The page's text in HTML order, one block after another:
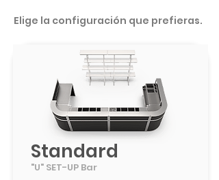
Elige la configuración que prefieras.
"U" SET-UP Bar
Standard